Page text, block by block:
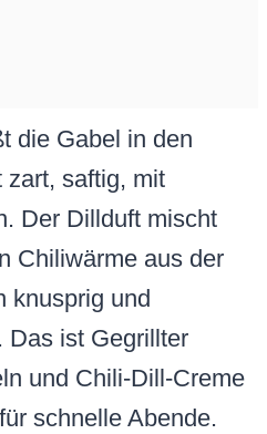
die Gabel in den
zart, saftig, mit
Der Dillduft mischt
Chiliwärme aus der
knusprig und
Das ist Gegrillter
und Chili-Dill-Creme
schnelle Abende.